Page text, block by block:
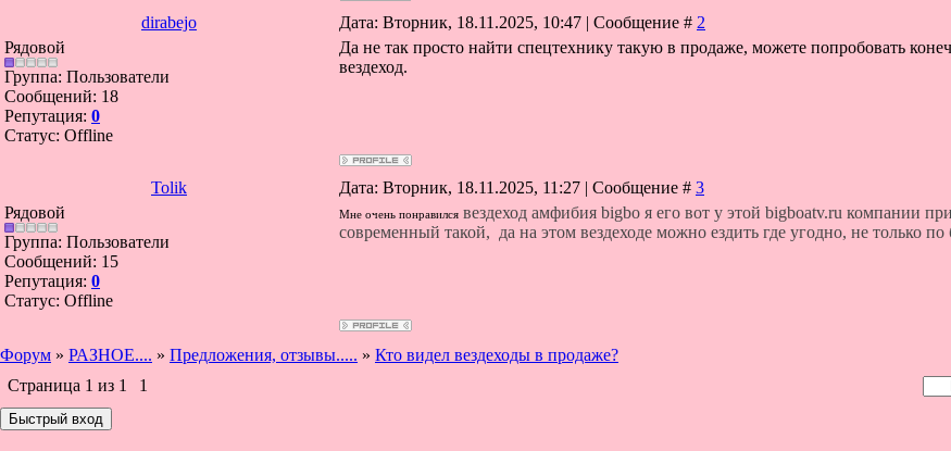
dirabejo Дата: Вторник, 18.11.2025, 10:47 | Сообщение # 2
Рядовой
Группа: Пользователи
Сообщений: 18
Репутация: 0
Статус: Offline
Да не так просто найти спецтехнику такую в продаже, можете попробовать
вездеход.
Tolik Дата: Вторник, 18.11.2025, 11:27 | Сообщение # 3
Рядовой
Группа: Пользователи
Сообщений: 15
Репутация: 0
Статус: Offline
Мне очень понравился вездеход амфибия bigbo я его вот у этой bigboatv.ru компании
современный такой, да на этом вездеходе можно ездить где угодно, не только
Форум » РАЗНОЕ.... » Предложения, отзывы..... » Кто видел вездеходы в продаже?
Страница 1 из 1
1